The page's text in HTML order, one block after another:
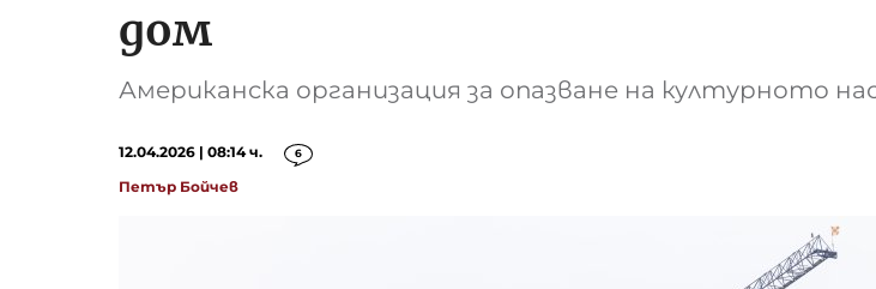
дом
Американска организация за опазване на културното
12.04.2026 | 08:14 ч. 6
Петър Бойчев